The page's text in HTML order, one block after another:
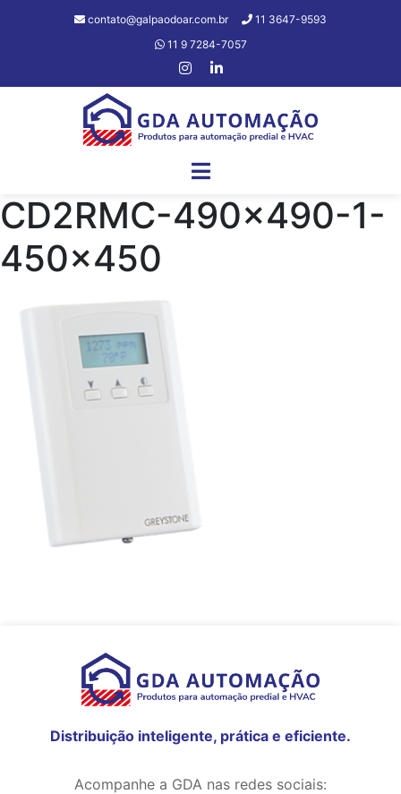
contato@galpaodoar.com.br
11 3647-9593
11 9 7284-7057
CD2RMC-490×490-1-
450×450
Distribuição inteligente, prática e eficiente.
Acompanhe a GDA nas redes sociais: